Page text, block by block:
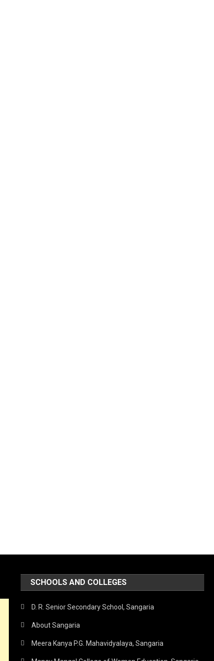
SCHOOLS AND COLLEGES
D. R. Senior Secondary School, Sangaria
About Sangaria
Meera Kanya P.G. Mahavidyalaya, Sangaria